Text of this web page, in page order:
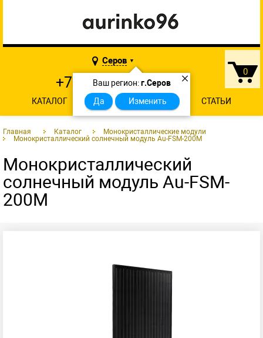
0
Серов ▼
×
Ваш регион:г.Серов
Да
Изменить
+7 902 874-29-46
КАТАЛОГ О КОМПАНИИ КОНТАКТЫ СТАТЬИ
Главная Каталог
Монокристаллические модули
Монокристаллический солнечный модуль Au-FSM-200M
Монокристаллический
солнечный модуль Au-FSM-
200M